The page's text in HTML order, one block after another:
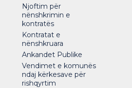
Njoftim për
nënshkrimin e
kontratës
Kontratat e
nënshkruara
Ankandet Publike
Vendimet e komunës
ndaj kërkesave për
rishqyrtim